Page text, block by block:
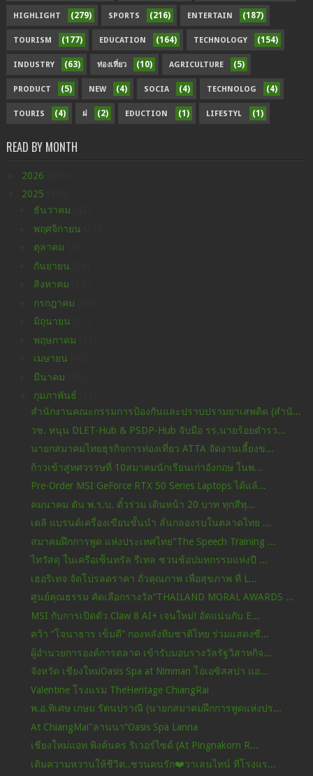
HIGHLIGHT (279) SPORTS (216) ENTERTAIN (187)
TOURISM (177) EDUCATION (164) TECHNOLOGY (154)
INDUSTRY (63) ท่องเที่ยว (10) AGRICULTURE (5)
PRODUCT (5) NEW (4) SOCIA (4) TECHNOLOG (4)
TOURIS (4) ฝ (2) EDUCTION (1) LIFESTYL (1)
READ BY MONTH
2026
2025
ธันวาคม
พฤศจิกายน
ตุลาคม
กันยายน
สิงหาคม
กรกฎาคม
มิถุนายน
พฤษภาคม
เมษายน
มีนาคม
กุมภาพันธ์
สำนักงานคณะกรรมการป้องกันและปราบปรามยาเสพติด (สำนั...
วช. หนุน DLET-Hub & PSDP-Hub จับมือ รร.นายร้อยตำรว...
นายกสมาคมไทยธุรกิจการท่องเที่ยว ATTA จัดงานเลี้ยงข...
ก้าวเข้าสู่ทศวรรษที่ 10สมาคมนักเรียนเก่าอังกฤษ ในพ...
Pre-Order MSI GeForce RTX 50 Series Laptops ได้แล้...
คมนาคม ดัน พ.ร.บ. ตั๋วร่วม เดินหน้า 20 บาท ทุกสีทุ...
เดลิ แบรนด์เครื่องเขียนชั้นนำ ลั่นกลองรบในตลาดไทย ...
สมาคมฝึกการพูด แห่งประเทศไทย"The Speech Training ...
ไทวัสดุ ในเครือเซ็นทรัล รีเทล ชวนช้อปมหกรรมแห่งปี ...
เฮอริเทจ จัดโปรลดราคา ถั่วคุณภาพ เพื่อสุขภาพ ที่ L...
ศูนย์คุณธรรม คัดเลือกรางวัล“THAILAND MORAL AWARDS ...
MSI กับการเปิดตัว Claw 8 AI+ เจนใหม่! อัดแน่นกับ E...
คว้า “โจนาธาร เข็มดี” กองหลังทีมชาติไทย ร่วมแสดงซี...
ผู้อำนวยการองค์การตลาด เข้ารับมอบรางวัลรัฐวิสาหกิจ...
จังหวัด เชียงใหม่Oasis Spa at Nimman โอเอซิสสปา แอ...
Valentine โรงแรม TheHeritage ChiangRai
พ.อ.พิเศษ เกษม รัตนปราณี (นายกสมาคมฝึกการพูดแห่งปร...
At ChiangMai"ลานนา“Oasis Spa Lanna
เชียงใหม่แอท พิงค์นคร ริเวอร์ไซด์ (At Pingnakorn R...
เติมความหวานให้ชีวิต..ชวนคนรัก❤️วาเลนไทน์ ที่โรงแร...